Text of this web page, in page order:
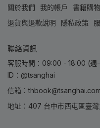
關於我們 我的帳戶 書籍購
退貨與退款說明
隱私政策
聯絡資訊
客服時間：09:00 - 18:00 (
ID：@tsanghai
信箱：
地址：407 台中市西屯區臺